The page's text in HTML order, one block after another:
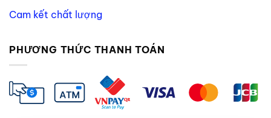
Cam kết chất lượng
PHƯƠNG THỨC THANH TOÁN